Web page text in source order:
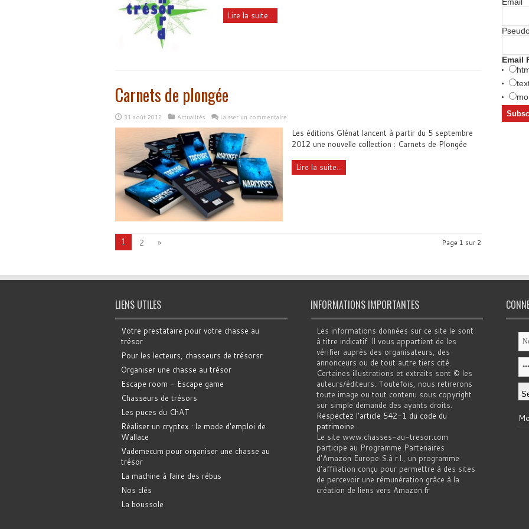
Lire la suite...
Carnets de plongée
31 août 2012 Actualités Laisser un commentaire
Les éditions Glénat lancent à partir du 5 septembre
2012 une nouvelle collection : Carnets de Plongée
Lire la suite...
Page 1 sur 2
1 2 »
Email
LIENS UTILES
Votre prestataire pour votre chasse au
trésor
Pour les lecteurs, chasseurs de trésorsr
Organiser une chasse au trésor
Escape room - Escape game
Chasseurs de trésors
Les puces du ChAT
Réaliser un cryptex : le mode d'emploi de
Wallace
Vademecum pour organiser une chasse au
trésor
La machine à faire des rébus
Nos clés
La boussole
INFORMATIONS IMPORTANTES
Les informations données sur ce site le sont
à titre indicatif. Il vous appartient de les
vérifier auprès des organisateurs, des
annonceurs ou de tout autre tiers cité.
Certaines illustrations et extraits sont © les
auteurs/éditeurs. Toutefois, nous retirerons
toute image ou tout contenu sous copyright
sur simple demande des ayants droits.
Respectez l'article 542-1 du code du
patrimoine.
Le site www.chasses-au-tresor.com
participe au Programme Partenaires
d’Amazon Europe S.à r.l., un programme
d’affiliation conçu pour permettre à des sites
de percevoir une rémunération grâce à la
création de liens vers Amazon.fr